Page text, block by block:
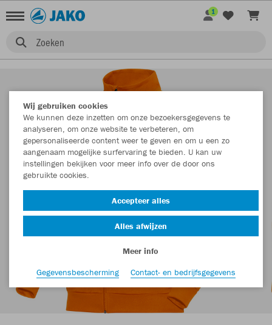
Zoeken
1
Wij gebruiken cookies
We kunnen deze inzetten om onze bezoekersgegevens te
analyseren, om onze website te verbeteren, om
gepersonaliseerde content weer te geven en om u een zo
aangenaam mogelijke surfervaring te bieden. U kan uw
instellingen bekijken voor meer info over de door ons
gebruikte cookies.
Accepteer alles
Alles afwijzen
Meer info
Gegevensbescherming
Contact- en bedrijfsgegevens